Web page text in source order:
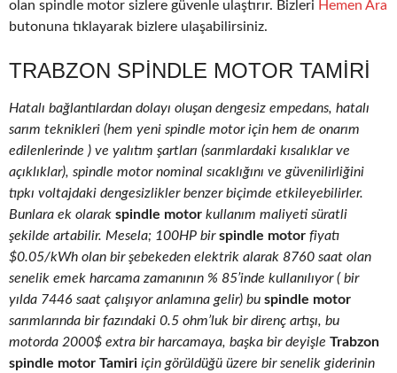
olan spindle motor sizlere güvenle ulaştırır. Bizleri Hemen Ara
butonuna tıklayarak bizlere ulaşabilirsiniz.
TRABZON SPINDLE MOTOR TAMIRI
Hatalı bağlantılardan dolayı oluşan dengesiz empedans, hatalı
sarım teknikleri (hem yeni spindle motor için hem de onarım
edilenlerinde ) ve yalıtım şartları (sarımlardaki kısalıklar ve
açıklıklar), spindle motor nominal sıcaklığını ve güvenilirliğini
tıpkı voltajdaki dengesizlikler benzer biçimde etkileyebilirler.
Bunlara ek olarak spindle motor kullanım maliyeti süratli
şekilde artabilir. Mesela; 100HP birspindle motor fiyatı
$0.05/kWh olan bir şebekeden elektrik alarak 8760 saat olan
senelik emek harcama zamanının % 85’inde kullanılıyor ( bir
yılda 7446 saat çalışıyor anlamına gelir) bu spindle motor
sarımlarında bir fazındaki 0.5 ohm’luk bir direnç artışı, bu
motorda 2000$ extra bir harcamaya, başka bir deyişle Trabzon
spindle motor Tamiri için görüldüğü üzere bir senelik giderinin